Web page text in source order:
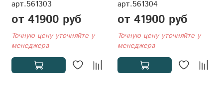
арт.561303
от 41900 руб
Точную цену уточняйте у
менеджера
арт.561304
от 41900 руб
Точную цену уточняйте у
менеджера